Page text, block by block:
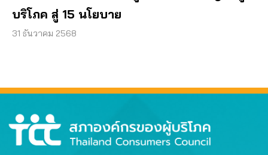
บริโภค สู่ 15 นโยบาย
31 ธันวาคม 2568